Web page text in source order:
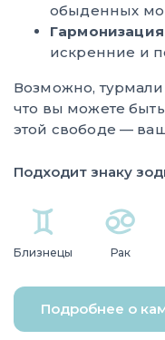
обыденных
искренние и
Возможно,
что вы можете
этой свободе —
Подходит знаку
Близнецы Рак
Подробнее о